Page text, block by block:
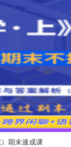
）期末速成课